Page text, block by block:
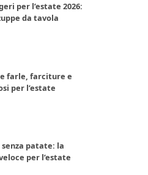
per l’estate 2026:
da tavola
farle, farciture e
per l’estate
patate: la
per l’estate